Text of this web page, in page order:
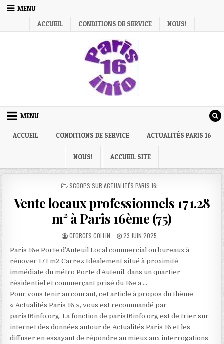
Skip
MENU
ACCUEIL
CONDITIONS DE SERVICE NOUS!
MENU
ACCUEIL CONDITIONS DE SERVICE ACTUALITÉS PARIS 16
NOUS! ACCUEIL SITE
POSTED
SCOOPS SUR ACTUALITÉS PARIS 16:
Vente locaux professionnels 171.28
m² à Paris 16ème (75)
AUTHOR:
GEORGES COLLIN
PUBLISHED
23 JUIN 2025
Paris 16e Porte d’Auteuil Local commercial ou bureaux à
rénover 171 m2 Carrez Idéalement situé à proximité
immédiate du métro Porte d’Auteuil, dans un quartier
résidentiel et commerçant prisé du 16e a …
Pour vous tenir au courant, cet article à propos du thème
« Actualités Paris 16 », vous est recommandé par
paris16info.org. La fonction de paris16info.org est de trier sur
internet des données autour de Actualités Paris 16 et les
diffuser en essayant de répondre au mieux aux interrogations